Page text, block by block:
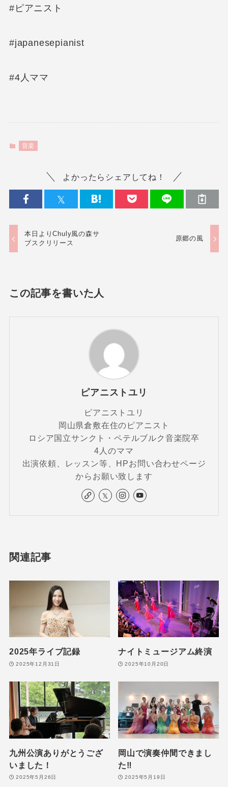
#ピアニスト
#japanesepianist
#4人ママ
音楽
よかったらシェアしてね！
本日よりChuly風の森サ
ブスクリリース
原郷の風
この記事を書いた人
ピアニストユリ
ピアニストユリ
岡山県倉敷在住のピアニスト
ロシア国立サンクト・ペテルブルク音楽院卒
4人のママ
出演依頼、レッスン等、HPお問い合わせページ
からお願い致します
関連記事
2025年ライブ記録
2025年12月31日
ナイトミュージアム終演
2025年10月20日
九州公演ありがとうござ
いました！
2025年5月26日
岡山で演奏仲間できまし
た‼️
2025年5月19日